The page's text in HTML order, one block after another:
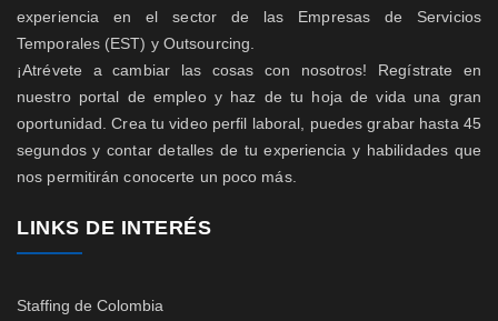
experiencia en el sector de las Empresas de Servicios
Temporales (EST) y Outsourcing.
¡Atrévete a cambiar las cosas con nosotros! Regístrate en
nuestro portal de empleo y haz de tu hoja de vida una gran
oportunidad. Crea tu video perfil laboral, puedes grabar hasta 45
segundos y contar detalles de tu experiencia y habilidades que
nos permitirán conocerte un poco más.
LINKS DE INTERÉS
Staffing de Colombia